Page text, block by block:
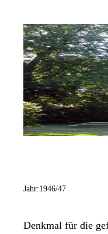
Jahr:1946/47
Denkmal für die